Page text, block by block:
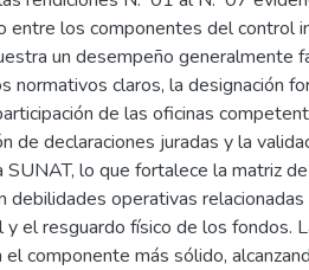
entre los componentes del control
un desempeño generalmente
normativos claros, la designación
de las oficinas
de declaraciones juradas y la
SUNAT, lo que fortalece la matriz
debilidades operativas relacionadas
y el resguardo físico de los fondos.
componente más sólido,